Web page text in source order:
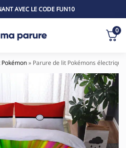
AVEC LE CODE FUN10
0
» Parure de lit Pokémons